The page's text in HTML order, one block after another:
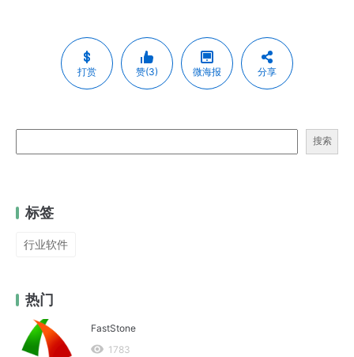
打赏 赞(3) 微海报 分享
搜索
标签
行业软件
热门
FastStone
1783